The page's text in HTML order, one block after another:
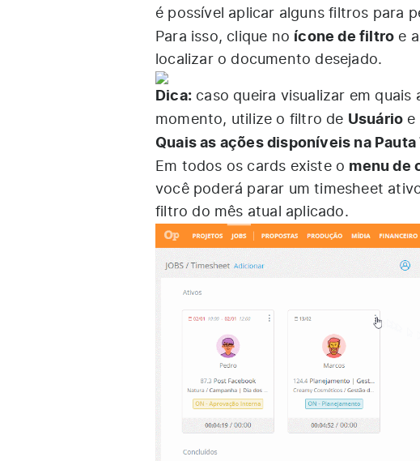
é possível aplicar alguns filtros para
Para isso, clique no ícone de filtro e
localizar o documento desejado.
Dica: caso queira visualizar em
momento, utilize o filtro de Usuário e
Quais as ações disponíveis na
Em todos os cards existe o menu de
você poderá parar um timesheet
filtro do mês atual aplicado.